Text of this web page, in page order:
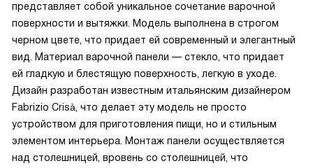
представляет собой уникальное сочетание варочной
поверхности и вытяжки. Модель выполнена в строгом
черном цвете, что придает ей современный и элегантный
вид. Материал варочной панели — стекло, что придает
ей гладкую и блестящую поверхность, легкую в уходе.
Дизайн разработан известным итальянским дизайнером
Fabrizio Crisà, что делает эту модель не просто
устройством для приготовления пищи, но и стильным
элементом интерьера. Монтаж панели осуществляется
над столешницей, вровень со столешницей, что